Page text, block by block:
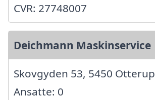
CVR: 27748007
Deichmann Maskinservice
Skovgyden 53, 5450 Otterup
Ansatte: 0